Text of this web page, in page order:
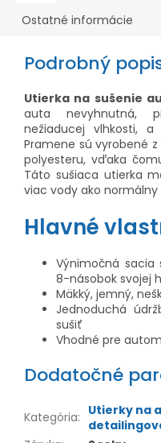
Ostatné informácie
Podrobný
Utierka na sušenie
auta nevyhnutná,
nežiaducej vlhkosti,
Pramene sú vyrobené
polyesteru, vďaka
Táto sušiaca utierka
viac vody ako normálny
Hlavné
Výnimočná
8-násobok svojej
Mäkký, jemný,
Jednoduchá
sušiť
Vhodné pre
Dodatočné
Kategória: Utierky na